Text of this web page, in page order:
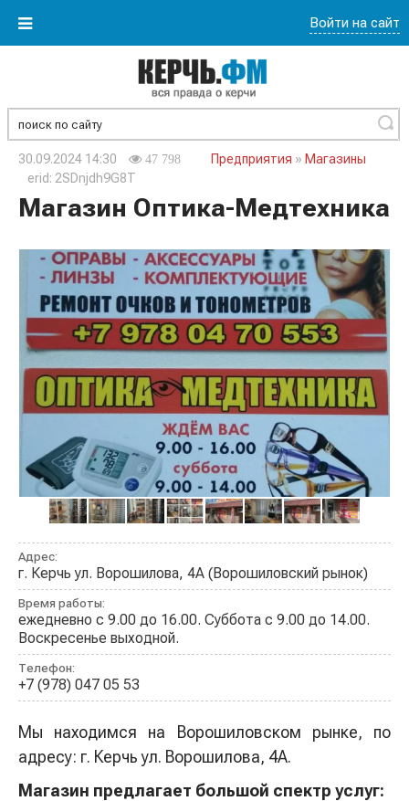
Найти
Войти на сайт
30.09.2024 14:30 47 798 Предприятия » Магазины
erid: 2SDnjdh9G8T
Магазин Оптика-Медтехника
Адрес:
г. Керчь ул. Ворошилова, 4А (Ворошиловский рынок)
Время работы:
ежедневно с 9.00 до 16.00. Суббота с 9.00 до 14.00.
Воскресенье выходной.
Телефон:
+7 (978) 047 05 53
Мы находимся на Ворошиловском рынке, по
адресу: г. Керчь ул. Ворошилова, 4А.
Магазин предлагает большой спектр услуг: